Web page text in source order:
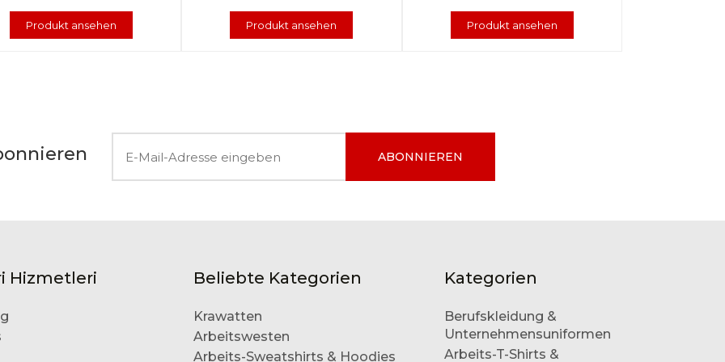
Produkt ansehen Produkt ansehen Produkt ansehen
ABONNIEREN
Hizmetleri Beliebte Kategorien
Krawatten
Arbeitswesten
Arbeits-Sweatshirts & Hoodies
Kategorien
Berufskleidung &
Unternehmensuniformen
Arbeits-T-Shirts &